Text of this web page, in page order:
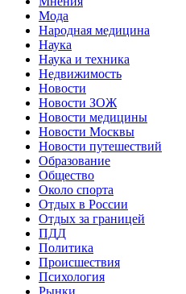
Мода
Народная медицина
Наука
Наука и техника
Недвижимость
Новости
Новости ЗОЖ
Новости медицины
Новости Москвы
Новости путешествий
Образование
Общество
Около спорта
Отдых в России
Отдых за границей
ПДД
Политика
Происшествия
Психология
Рынки